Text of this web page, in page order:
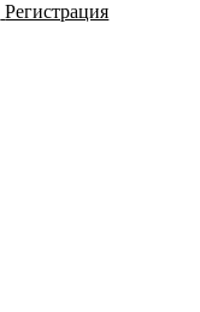
Регистрация